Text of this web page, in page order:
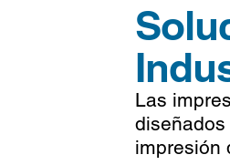
Las
impresión